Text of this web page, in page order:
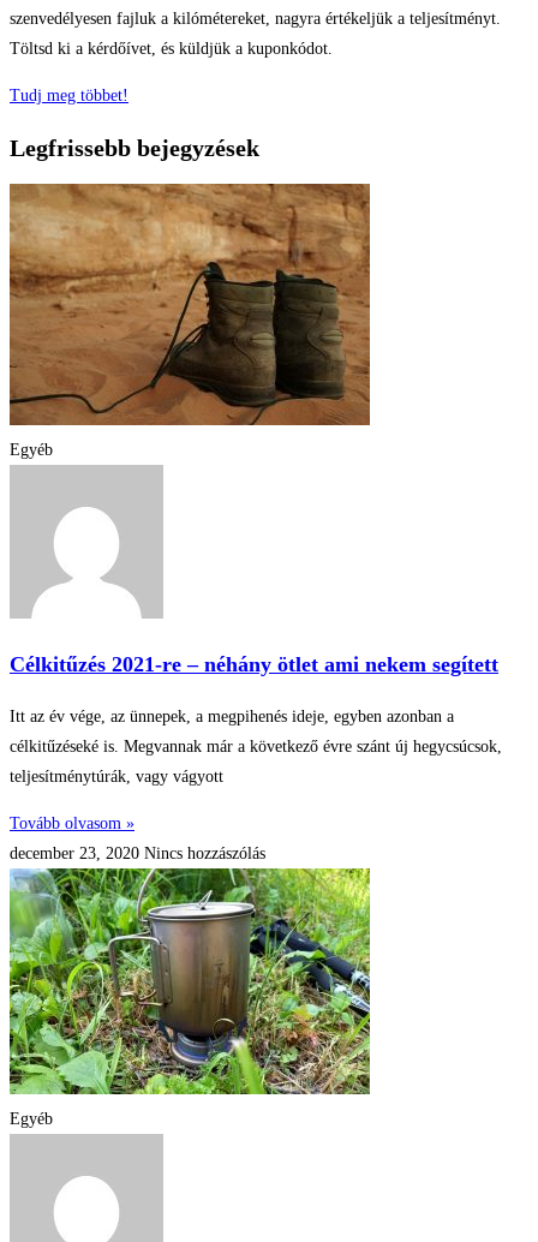
szenvedélyesen fajluk a kilómétereket, nagyra értékeljük a teljesítményt.
Töltsd ki a kérdőívet, és küldjük a kuponkódot.
Tudj meg többet!
Legfrissebb bejegyzések
Egyéb
Célkitűzés 2021-re – néhány ötlet ami nekem segített
Itt az év vége, az ünnepek, a megpihenés ideje, egyben azonban a
célkitűzéseké is. Megvannak már a következő évre szánt új hegycsúcsok,
teljesítménytúrák, vagy vágyott
Tovább olvasom »
december 23, 2020 Nincs hozzászólás
Egyéb